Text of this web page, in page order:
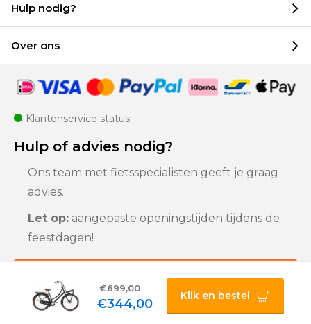
€344,00
€699,00
Klik en bestel
Hulp nodig?
Over ons
Klantenservice status
Hulp of advies nodig?
Ons team met fietsspecialisten geeft je graag
advies.
Let op: aangepaste openingstijden tijdens de
feestdagen!
Klantenservice
Privacybeleid | Algemene voorwaarden |